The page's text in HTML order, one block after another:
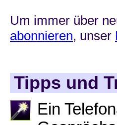
Um immer über
abonnieren, unser
Tipps und
Ein